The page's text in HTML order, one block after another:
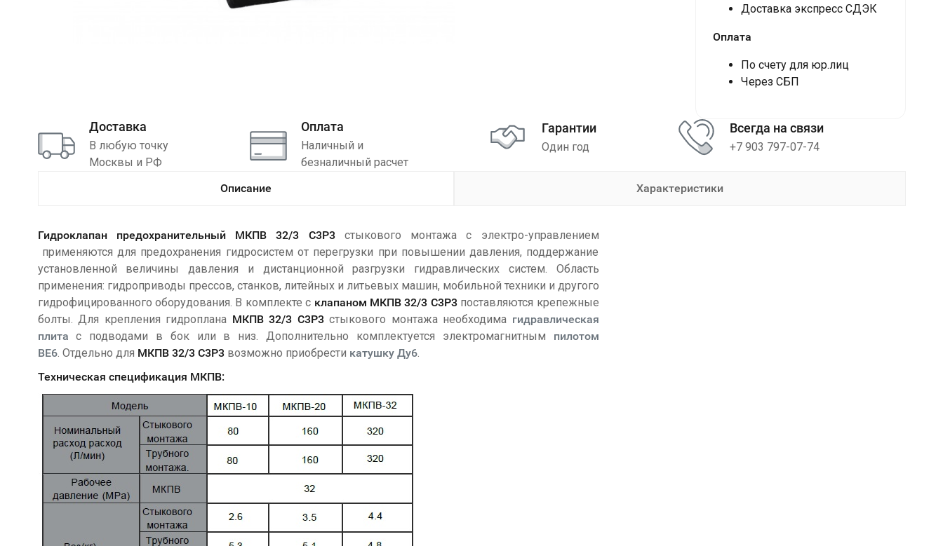
Доставка экспресс СДЭК
Оплата
По счету для юр.лиц
Через СБП
Доставка
В любую точку
Москвы и РФ
Оплата
Наличный и
безналичный расчет
Гарантии
Один год
Всегда на связи
+7 903 797-07-74
Описание Характеристики
Гидроклапан предохранительный МКПВ 32/3 С3Р3стыкового монтажа с электро-управлением
применяются для предохранения гидросистем от перегрузки при повышении давления, поддержание
установленной величины давления и дистанционной разгрузки гидравлических систем. Область
применения: гидроприводы прессов, станков, литейных и литьевых машин, мобильной техники и другого
гидрофицированного оборудования. В комплекте с клапаном МКПВ 32/3 С3Р3поставляются крепежные
болты. Для крепления гидроплана МКПВ 32/3 С3Р3стыкового монтажа необходима гидравлическая
плита с подводами в бок или в низ. Дополнительно комплектуется электромагнитным пилотом
ВЕ6. Отдельно для МКПВ 32/3 С3Р3возможно приобрести катушку Ду6.
Техническая спецификация МКПВ: